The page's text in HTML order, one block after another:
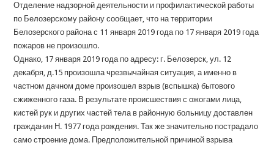
Отделение надзорной деятельности и профилактической работы
по Белозерскому району сообщает, что на территории
Белозерского района с 11 января 2019 года по 17 января 2019 года
пожаров не произошло.
Однако, 17 января 2019 года по адресу: г. Белозерск, ул. 12
декабря, д.15 произошла чрезвычайная ситуация, а именно в
частном дачном доме произошел взрыв (вспышка) бытового
сжиженного газа. В результате происшествия с ожогами лица,
кистей рук и других частей тела в районную больницу доставлен
гражданин Н. 1977 года рождения. Так же значительно пострадало
само строение дома. Предположительной причиной взрыва